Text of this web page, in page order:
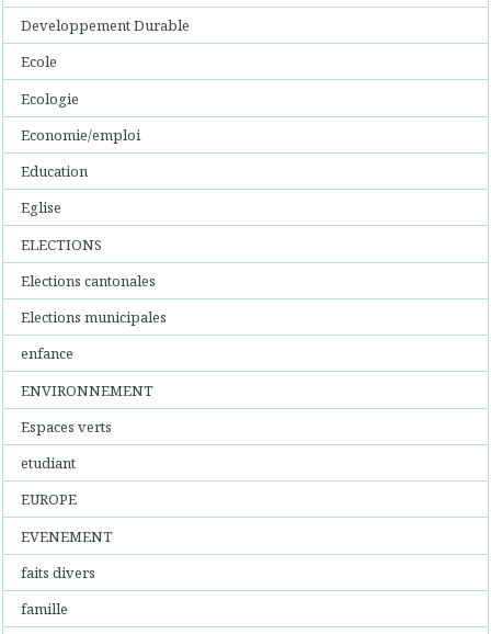
Developpement Durable
Ecole
Ecologie
Economie/emploi
Education
Eglise
ELECTIONS
Elections cantonales
Elections municipales
enfance
ENVIRONNEMENT
Espaces verts
etudiant
EUROPE
EVENEMENT
faits divers
famille